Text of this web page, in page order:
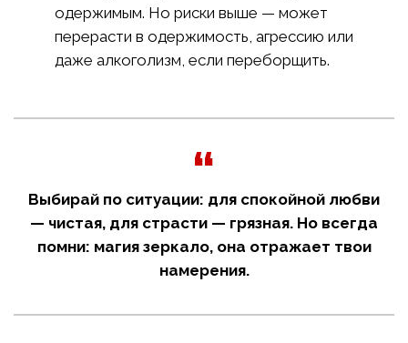
одержимым. Но риски выше — может
перерасти в одержимость, агрессию или
даже алкоголизм, если переборщить.
Выбирай по ситуации: для спокойной любви
— чистая, для страсти — грязная. Но всегда
помни: магия зеркало, она отражает твои
намерения.